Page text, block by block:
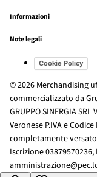
Informazioni
Note legali
Cookie Policy
© 2026 Merchandising
commercializzato da
GRUPPO SINERGIA
Veronese P.IVA e
completamente versato
Iscrizione 03879570236,